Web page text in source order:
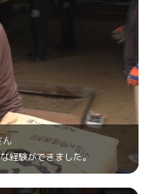
経験ができました。